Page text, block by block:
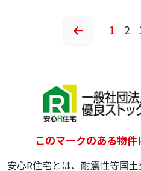
1 2
このマークのある物件
安心R住宅とは、耐震性等国